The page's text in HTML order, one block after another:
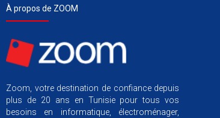
À propos de ZOOM
Zoom, votre destination de confiance depuis
plus de 20 ans en Tunisie pour tous vos
besoins en informatique, électroménager,